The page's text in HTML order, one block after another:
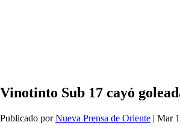
Vinotinto Sub 17 cayó
Publicado porNueva Prensa de Oriente | Mar